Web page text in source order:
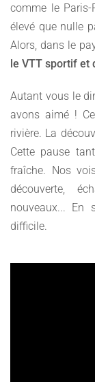
comme le
élevé que nulle
Alors, dans le
le VTT sportif et
Autant vous le
avons aimé !
rivière. La
Cette pause
fraîche. Nos
découverte,
nouveaux... En
difficile.